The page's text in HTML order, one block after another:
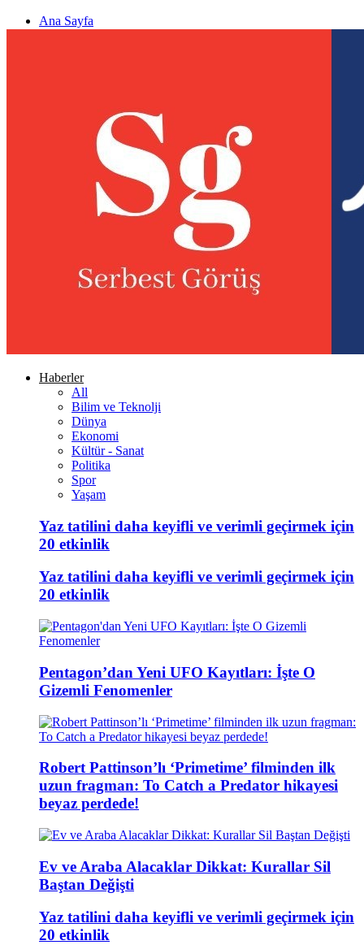
Ana Sayfa
Haberler
All
Bilim ve Teknolji
Dünya
Ekonomi
Kültür - Sanat
Politika
Spor
Yaşam
Yaz tatilini daha keyifli ve verimli geçirmek için
20 etkinlik
Yaz tatilini daha keyifli ve verimli geçirmek için
20 etkinlik
Pentagon’dan Yeni UFO Kayıtları: İşte O
Gizemli Fenomenler
Robert Pattinson’lı ‘Primetime’ filminden ilk
uzun fragman: To Catch a Predator hikayesi
beyaz perdede!
Ev ve Araba Alacaklar Dikkat: Kurallar Sil
Baştan Değişti
Yaz tatilini daha keyifli ve verimli geçirmek için
20 etkinlik